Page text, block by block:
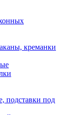
креманки
подставки под